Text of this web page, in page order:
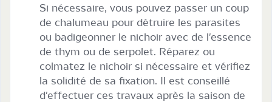
Si nécessaire, vous pouvez passer un coup
de chalumeau pour détruire les parasites
ou badigeonner le nichoir avec de l'essence
de thym ou de serpolet. Réparez ou
colmatez le nichoir si nécessaire et vérifiez
la solidité de sa fixation. Il est conseillé
d'effectuer ces travaux après la saison de